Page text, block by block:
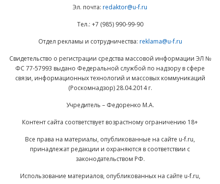
Эл. почта: redaktor@u-f.ru
Тел.: +7 (985) 990-99-90
Отдел рекламы и сотрудничества: reklama@u-f.ru
Свидетельство о регистрации средства массовой информации ЭЛ №
ФС 77-57993 выдано Федеральной службой по надзору в сфере
связи, информационных технологий и массовых коммуникаций
(Роскомнадзор) 28.04.2014 г.
Учредитель – Федоренко М.А.
Контент сайта соответствует возрастному ограничению 18+
Все права на материалы, опубликованные на сайте u-f.ru,
принадлежат редакции и охраняются в соответствии с
законодательством РФ.
Использование материалов, опубликованных на сайте u-f.ru,